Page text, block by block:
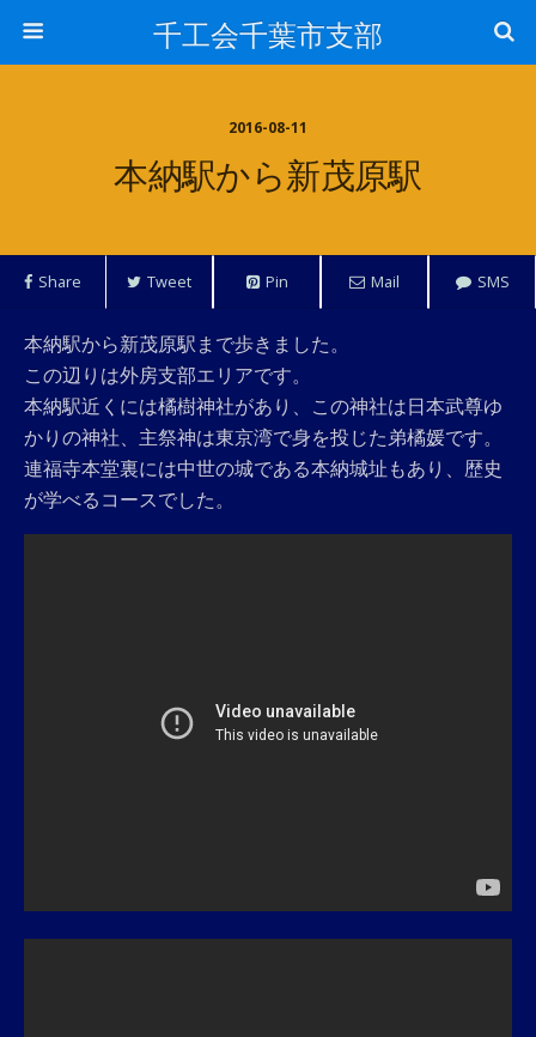
千工会千葉市支部
2016-08-11
本納駅から新茂原駅
Share Tweet Pin Mail SMS
本納駅から新茂原駅まで歩きました。
この辺りは外房支部エリアです。
本納駅近くには橘樹神社があり、この神社は日本武尊ゆ
かりの神社、主祭神は東京湾で身を投じた弟橘媛です。
連福寺本堂裏には中世の城である本納城址もあり、歴史
が学べるコースでした。